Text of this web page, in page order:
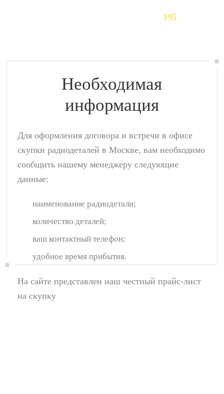
195
Необходимая
информация
Для оформления договора и встречи в офисе
скупки радиодеталей в Москве, вам необходимо
сообщить нашему менеджеру следующие
данные:
наименование радиодетали;
количество деталей;
ваш контактный телефон;
удобное время прибытия.
На сайте представлен наш честный прайс-лист
на скупку